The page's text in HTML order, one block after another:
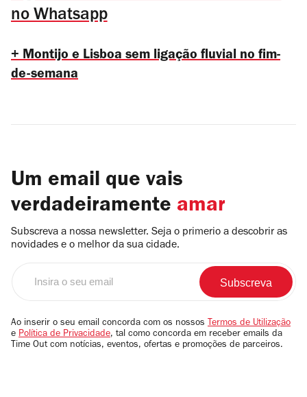
no Whatsapp
+ Montijo e Lisboa sem ligação fluvial no fim-
de-semana
Um email que vais
verdadeiramente amar
Subscreva a nossa newsletter. Seja o primerio a descobrir as
novidades e o melhor da sua cidade.
email
Ao inserir o seu email concorda com os nossos Termos de Utilização
e Política de Privacidade, tal como concorda em receber emails da
Time Out com notícias, eventos, ofertas e promoções de parceiros.